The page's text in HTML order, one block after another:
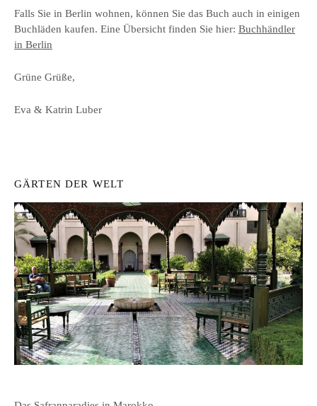
Falls Sie in Berlin wohnen, können Sie das Buch auch in einigen
Buchläden kaufen. Eine Übersicht finden Sie hier: Buchhändler
in Berlin
Grüne Grüße,
Eva & Katrin Luber
GÄRTEN DER WELT